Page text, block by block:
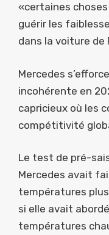
«certaines
guérir les
dans la voiture de
Mercedes
incohérente en
capricieux où les
compétitivité
Le test de pré-
Mercedes avait
températures
si elle avait
températures